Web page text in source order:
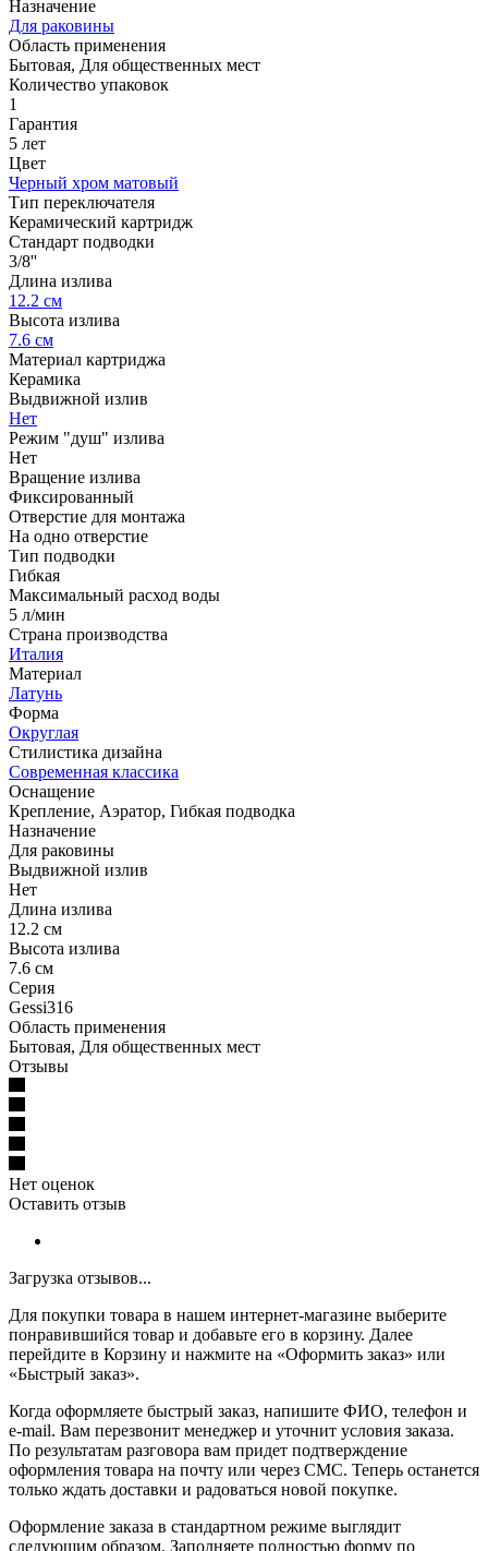
Назначение
Для раковины
Область применения
Бытовая, Для общественных мест
Количество упаковок
1
Гарантия
5 лет
Цвет
Черный хром матовый
Тип переключателя
Керамический картридж
Стандарт подводки
3/8''
Длина излива
12.2 см
Высота излива
7.6 см
Материал картриджа
Керамика
Выдвижной излив
Нет
Режим "душ" излива
Нет
Вращение излива
Фиксированный
Отверстие для монтажа
На одно отверстие
Тип подводки
Гибкая
Максимальный расход воды
5 л/мин
Страна производства
Италия
Материал
Латунь
Форма
Округлая
Стилистика дизайна
Современная классика
Оснащение
Крепление, Аэратор, Гибкая подводка
Назначение
Для раковины
Выдвижной излив
Нет
Длина излива
12.2 см
Высота излива
7.6 см
Серия
Gessi316
Область применения
Бытовая, Для общественных мест
Отзывы
Нет оценок
Оставить отзыв
Загрузка отзывов...
Для покупки товара в нашем интернет-магазине выберите
понравившийся товар и добавьте его в корзину. Далее
перейдите в Корзину и нажмите на «Оформить заказ» или
«Быстрый заказ».
Когда оформляете быстрый заказ, напишите ФИО, телефон и
e-mail. Вам перезвонит менеджер и уточнит условия заказа.
По результатам разговора вам придет подтверждение
оформления товара на почту или через СМС. Теперь останется
только ждать доставки и радоваться новой покупке.
Оформление заказа в стандартном режиме выглядит
следующим образом. Заполняете полностью форму по